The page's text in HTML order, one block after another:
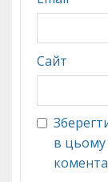
Сайт
в цьому